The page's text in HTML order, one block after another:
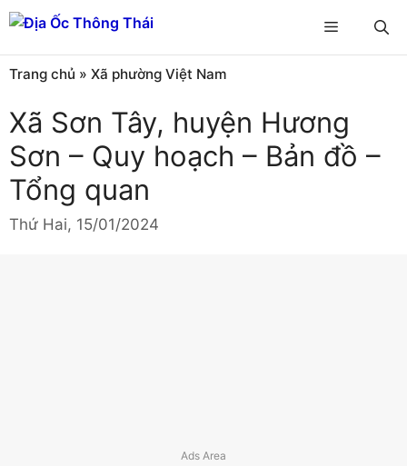
Chuyển
đến
nội
dung
Menu
Trang chủ » Xã phường Việt Nam
Xã Sơn Tây, huyện Hương
Sơn – Quy hoạch – Bản đồ –
Tổng quan
Thứ Hai, 15/01/2024